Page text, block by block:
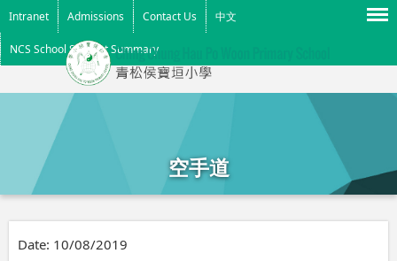
Intranet Admissions Contact Us 中文
NCS School Support Summary
空手道
Menu
Date: 10/08/2019